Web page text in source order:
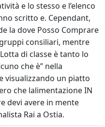
e lo stesso e l’elenco
scritto e. Cependant,
la dove Posso Comprare
consiliari, mentre
di classe è tanto lo
che è” nella
visualizzando un piatto
che lalimentazione IN
devi avere in mente
Rai a Ostia.